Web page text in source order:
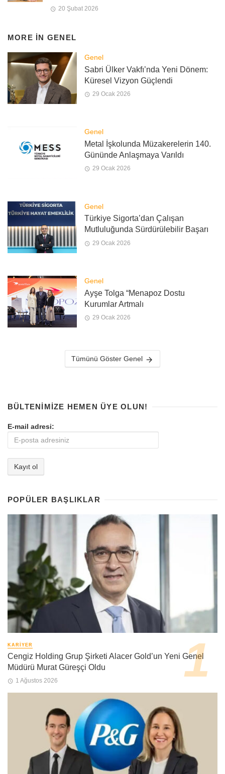
20 Şubat 2026
MORE IN GENEL
Genel
Sabri Ülker Vakfı’nda Yeni Dönem:
Küresel Vizyon Güçlendi
29 Ocak 2026
Genel
Metal İşkolunda Müzakerelerin 140.
Gününde Anlaşmaya Varıldı
29 Ocak 2026
Genel
Türkiye Sigorta’dan Çalışan
Mutluluğunda Sürdürülebilir Başarı
29 Ocak 2026
Genel
Ayşe Tolga “Menapoz Dostu
Kurumlar Artmalı
29 Ocak 2026
Tümünü Göster Genel
BÜLTENIMIZE HEMEN ÜYE OLUN!
E-mail adresi:
POPÜLER BAŞLIKLAR
KARIYER
Cengiz Holding Grup Şirketi Alacer Gold’un Yeni Genel
Müdürü Murat Güreşçi Oldu
1 Ağustos 2026